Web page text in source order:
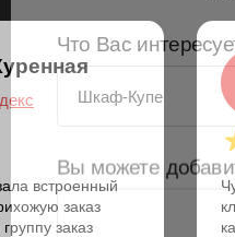
встроенный
заказ
заказ
Вы можете
Ваше Имя